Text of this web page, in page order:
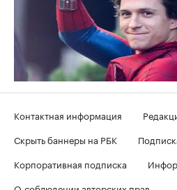
Контактная информация
Скрыть баннеры на РБК
Корпоративная подписка